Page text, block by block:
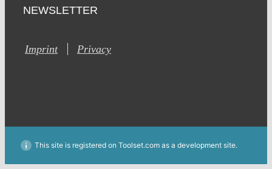
NEWSLETTER
Imprint Privacy
This site is registered on Toolset.com as a development site.